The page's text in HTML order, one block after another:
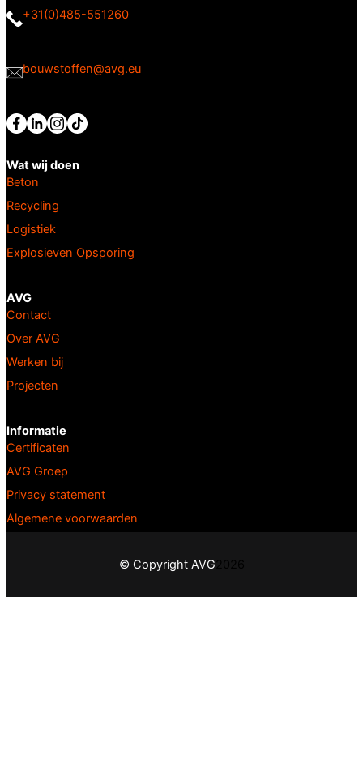
+31(0)485-551260
bouwstoffen@avg.eu
Wat wij doen
Beton
Recycling
Logistiek
Explosieven Opsporing
AVG
Contact
Over AVG
Werken bij
Projecten
Informatie
Certificaten
AVG Groep
Privacy statement
Algemene voorwaarden
© Copyright AVG